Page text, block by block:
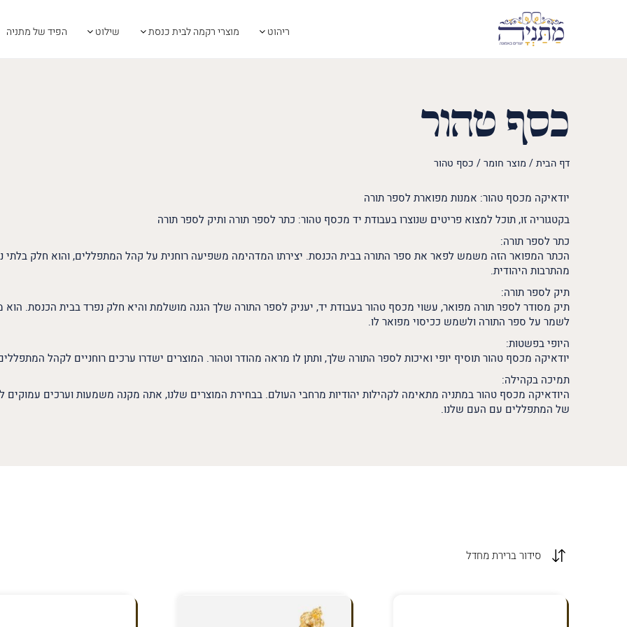
ריהוט מוצרי רקמה לבית כנסת שילוט הפיד של מתניה
כסף טהור
דף הבית/ מוצר חומר/ כסף טהור
יודאיקה מכסף טהור: אמנות מפוארת לספר תורה
בקטגוריה זו, תוכל למצוא פריטים שנוצרו בעבודת יד מכסף טהור: כתר לספר תורה ותיק לספר תורה
כתר לספר תורה:
הכתר המפואר הזה משמש לפאר את ספר התורה בבית הכנסת. יצירתו המדהימה משפיעה רוחנית על קהל המתפללים, והוא חלק בלתי
מהתרבות היהודית.
תיק לספר תורה:
תיק מסודר לספר תורה מפואר, עשוי מכסף טהור בעבודת יד, יעניק לספר התורה שלך הגנה מושלמת והיא חלק נפרד בבית הכנסת. הוא
לשמר על ספר התורה ולשמש ככיסוי מפואר לו.
היופי בפשטות:
יודאיקה מכסף טהור תוסיף יופי ואיכות לספר התורה שלך, ותתן לו מראה מהודר וטהור. המוצרים ישדרו ערכים רוחניים לקהל
תמיכה בקהילה:
היודאיקה מכסף טהור במתניה מתאימה לקהילות יהודיות מרחבי העולם. בבחירת המוצרים שלנו, אתה מקנה משמעות וערכים עמוקים
של המתפללים עם העם שלנו.